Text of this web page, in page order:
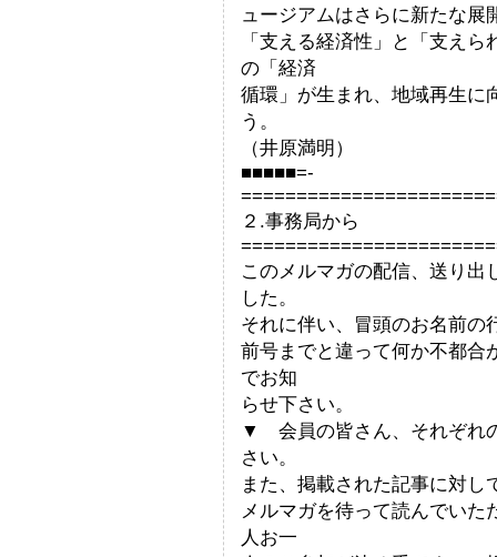
ュージアムはさらに新たな展
「支える経済性」と「支え
の「経済
循環」が生まれ、地域再生に
う。
（井原満明）
■■■■■=-
２.事務局から
このメルマガの配信、送り出
した。
それに伴い、冒頭のお名前の
前号までと違って何か不都合
でお知
らせ下さい。
▼ 会員の皆さん、それぞれ
さい。
また、掲載された記事に対
メルマガを待って読んでいた
人お一